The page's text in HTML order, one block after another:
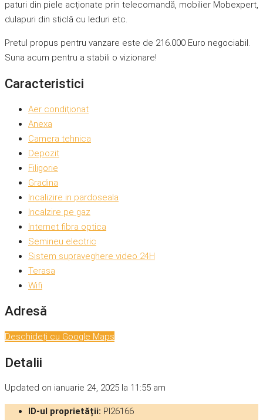
paturi din piele acționate prin telecomandă, mobilier Mobexpert,
dulapuri din sticlă cu leduri etc.
Pretul propus pentru vanzare este de 216.000 Euro negociabil.
Suna acum pentru a stabili o vizionare!
Caracteristici
Aer condiționat
Anexa
Camera tehnica
Depozit
Filigorie
Gradina
Incalizire in pardoseala
Incalzire pe gaz
Internet fibra optica
Semineu electric
Sistem supraveghere video 24H
Terasa
Wifi
Adresă
Deschideți cu Google Maps
Detalii
Updated on ianuarie 24, 2025 la 11:55 am
ID-ul proprietății: PI26166